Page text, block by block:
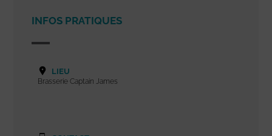
INFOS PRATIQUES
LIEU
Brasserie Captain James